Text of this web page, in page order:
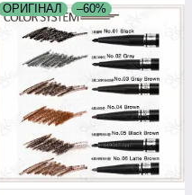
ОРИГІНАЛ –60%